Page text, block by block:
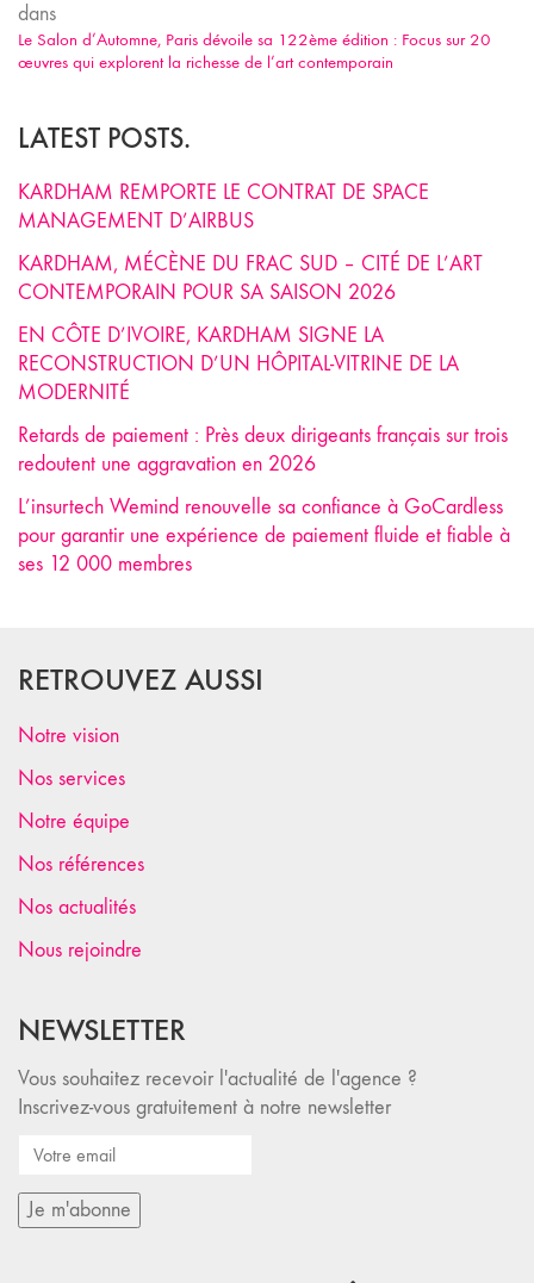
dans
Le Salon d’Automne, Paris dévoile sa 122ème édition : Focus sur 20
œuvres qui explorent la richesse de l’art contemporain
LATEST POSTS.
KARDHAM REMPORTE LE CONTRAT DE SPACE
MANAGEMENT D’AIRBUS
KARDHAM, MÉCÈNE DU FRAC SUD – CITÉ DE L’ART
CONTEMPORAIN POUR SA SAISON 2026
EN CÔTE D’IVOIRE, KARDHAM SIGNE LA
RECONSTRUCTION D’UN HÔPITAL-VITRINE DE LA
MODERNITÉ
Retards de paiement : Près deux dirigeants français sur trois
redoutent une aggravation en 2026
L’insurtech Wemind renouvelle sa confiance à GoCardless
pour garantir une expérience de paiement fluide et fiable à
ses 12 000 membres
RETROUVEZ AUSSI
Notre vision
Nos services
Notre équipe
Nos références
Nos actualités
Nous rejoindre
NEWSLETTER
Vous souhaitez recevoir l'actualité de l'agence ?
Inscrivez-vous gratuitement à notre newsletter